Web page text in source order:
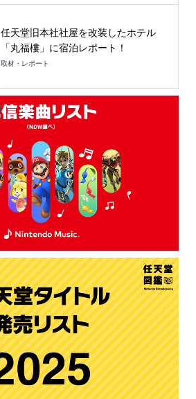
任天堂旧本社社屋を改装したホテル
「丸福樓」に宿泊レポート！
取材・レポート